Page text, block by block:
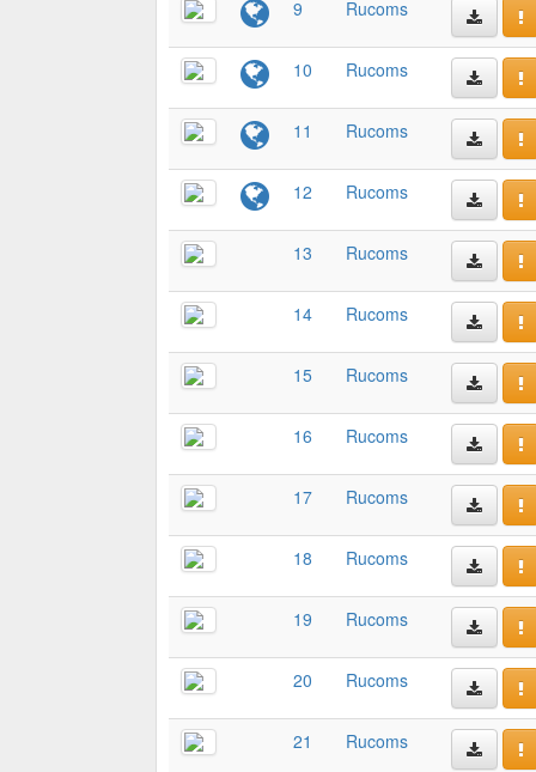
9 Rucoms
10 Rucoms
11 Rucoms
12 Rucoms
13 Rucoms
14 Rucoms
15 Rucoms
16 Rucoms
17 Rucoms
18 Rucoms
19 Rucoms
20 Rucoms
21 Rucoms